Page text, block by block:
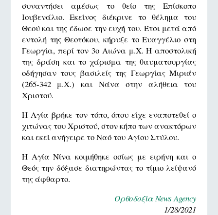
συναντήσει αμέσως το θείο της Επίσκοπο
Ιουβενάλιο. Εκείνος διέκρινε το θέλημα του
Θεού και της έδωσε την ευχή του. Έτσι μετά από
εντολή της Θεοτόκου, κήρυξε το Ευαγγέλιο στη
Γεωργία, περί τον 3ο Αιώνα μ.Χ. Η αποστολική
της δράση και το χάρισμα της θαυματουργίας
οδήγησαν τους βασιλείς της Γεωργίας Μιριάν
(265-342 μ.Χ.) και Νάνα στην αλήθεια του
Χριστού.
Η Αγία βρήκε τον τόπο, όπου είχε εναποτεθεί ο
χιτώνας του Χριστού, στον κήπο των ανακτόρων
και εκεί ανήγειρε το Ναό του Αγίου Στύλου.
Η Αγία Νίνα κοιμήθηκε οσίως με ειρήνη και ο
Θεός την δόξασε διατηρώντας το τίμιο λείψανό
της άφθαρτο.
Ορθοδοξία News Agency
1/28/2021